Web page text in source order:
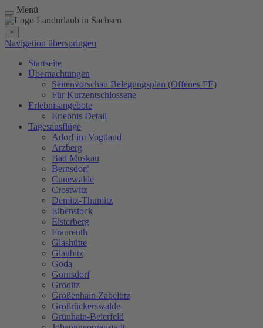
Menü
×
Navigation überspringen
Startseite
Übernachtungen
Seitenvorschau Belegungsplan (Offenes FE)
Für Kurzentschlossene
Erlebnisangebote
Erlebnis Detail
Tagesausflüge
Adorf im Vogtland
Arzberg
Bad Muskau
Bernsdorf
Cunewalde
Crostwitz
Demitz-Thumitz
Eibenstock
Elsterberg
Fraureuth
Glashütte
Glaubitz
Göda
Gornsdorf
Gröditz
Großenhain Zabeltitz
Großrückerswalde
Grünhain-Beierfeld